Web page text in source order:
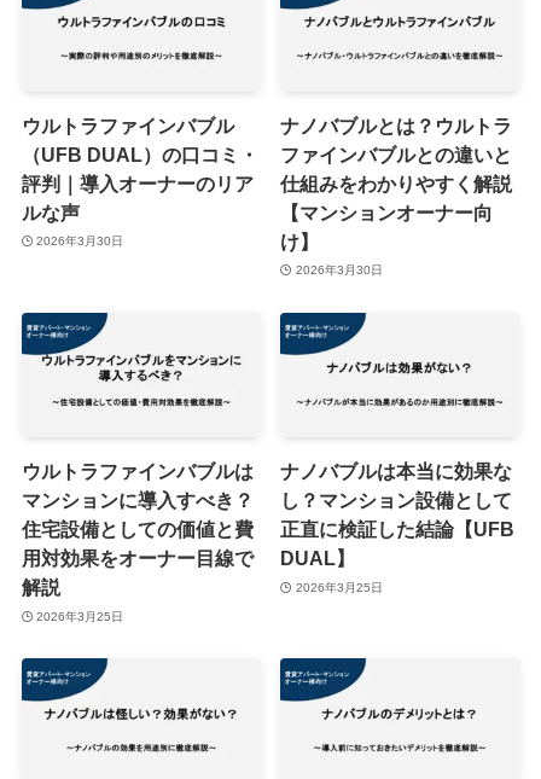
ウルトラファインバブル
（UFB DUAL）の口コミ・
評判｜導入オーナーのリア
ルな声
2026年3月30日
ナノバブルとは？ウルトラ
ファインバブルとの違いと
仕組みをわかりやすく解説
【マンションオーナー向
け】
2026年3月30日
ウルトラファインバブルは
マンションに導入すべき？
住宅設備としての価値と費
用対効果をオーナー目線で
解説
2026年3月25日
ナノバブルは本当に効果な
し？マンション設備として
正直に検証した結論【UFB
DUAL】
2026年3月25日